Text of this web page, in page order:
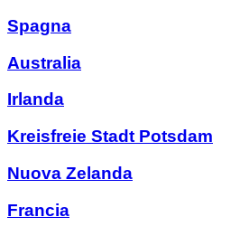
Spagna
Australia
Irlanda
Kreisfreie Stadt Potsdam
Nuova Zelanda
Francia